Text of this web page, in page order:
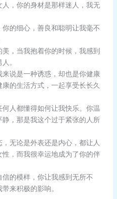
，你的身材是那样迷人，我无
的细心，善良和聪明让我毫不
，当我抱着你的时候，我感到
。
说是一种诱惑，却也是你健康
的生活方式，一起享受长长久
人都懂得如何让我快乐。你温
，那是我这个过于紧张的人所
无论是外表还是内心，都让人
，而我很幸运地成为了你的伴
的模样，你让我感到无所不
来积极的影响。